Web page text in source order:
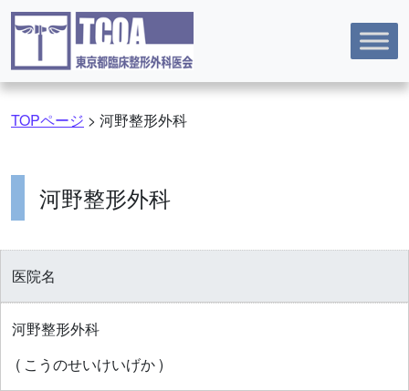
コンテンツへスキップ
TOPページ > 河野整形外科
河野整形外科
医院名
河野整形外科
( こうのせいけいげか )